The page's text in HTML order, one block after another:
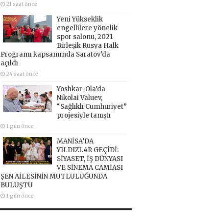
21 saat önce
Yeni Yükseklik
engellilere yönelik
spor salonu, 2021
Birleşik Rusya Halk
Programı kapsamında Saratov’da
açıldı
24 saat önce
Yoshkar-Ola’da
Nikolai Valuev,
“Sağlıklı Cumhuriyet”
projesiyle tanıştı
1 gün önce
MANİSA’DA
YILDIZLAR GEÇİDİ:
SİYASET, İŞ DÜNYASI
VE SİNEMA CAMİASI
ŞEN AİLESİNİN MUTLULUĞUNDA
BULUŞTU
1 gün önce